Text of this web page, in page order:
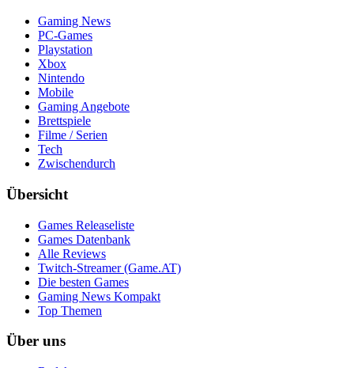
Gaming News
PC-Games
Playstation
Xbox
Nintendo
Mobile
Gaming Angebote
Brettspiele
Filme / Serien
Tech
Zwischendurch
Übersicht
Games Releaseliste
Games Datenbank
Alle Reviews
Twitch-Streamer (Game.AT)
Die besten Games
Gaming News Kompakt
Top Themen
Über uns